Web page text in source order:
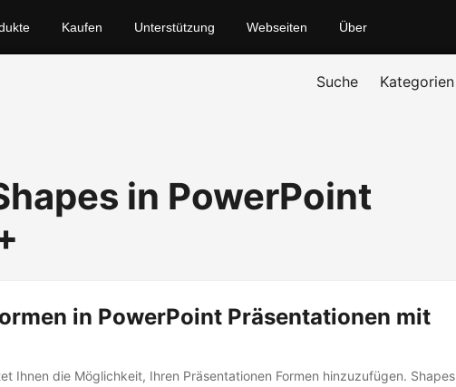
Kaufen Unterstützung Webseiten Über
Suche Kategorien
in PowerPoint
in PowerPoint Präsentationen mit
Ihnen die Möglichkeit, Ihren Präsentationen Formen hinzuzufügen. Shapes